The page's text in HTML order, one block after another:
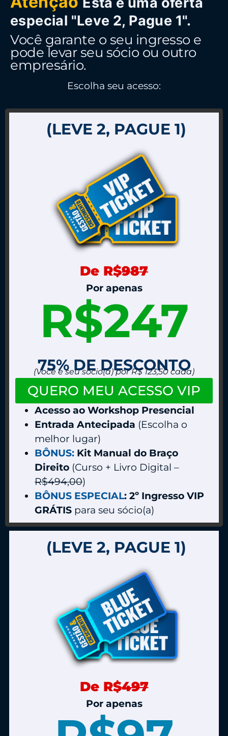
especial "Leve 2, Pague 1".
Você garante o seu ingresso e
pode levar seu sócio ou outro
empresário.
Escolha seu acesso:
(LEVE 2, PAGUE 1)
De R$987
Por apenas
R$247
75% DE DESCONTO
(Você e seu sócio(a) por R$ 123,50 cada)
QUERO MEU ACESSO VIP
Acesso ao Workshop Presencial
Entrada Antecipada (Escolha o
melhor lugar)
BÔNUS: Kit Manual do Braço
Direito (Curso + Livro Digital –
R$494,00)
BÔNUS ESPECIAL: 2º Ingresso VIP
GRÁTIS para seu sócio(a)
(LEVE 2, PAGUE 1)
De R$497
Por apenas